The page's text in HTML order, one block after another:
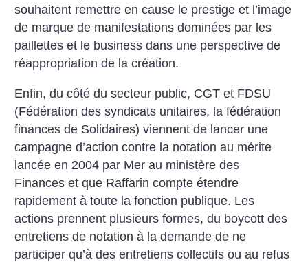
souhaitent remettre en cause le prestige et l’image
de marque de manifestations dominées par les
paillettes et le business dans une perspective de
réappropriation de la création.
Enfin, du côté du secteur public, CGT et FDSU
(Fédération des syndicats unitaires, la fédération
finances de Solidaires) viennent de lancer une
campagne d’action contre la notation au mérite
lancée en 2004 par Mer au ministère des
Finances et que Raffarin compte étendre
rapidement à toute la fonction publique. Les
actions prennent plusieurs formes, du boycott des
entretiens de notation à la demande de ne
participer qu’à des entretiens collectifs ou au refus